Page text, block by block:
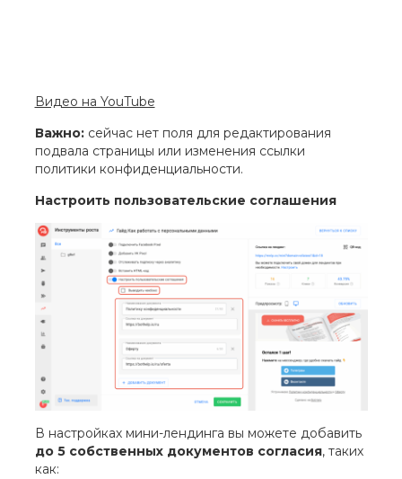
Видео на YouTube
Важно:сейчас нет поля для редактирования
подвала страницы или изменения ссылки
политики конфиденциальности.
Настроить пользовательские соглашения
В настройках мини-лендинга вы можете добавить
до 5 собственных документов согласия, таких
как: